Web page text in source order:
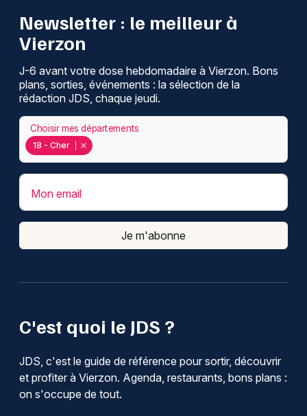
C'est quoi le JDS ?
JDS, c'est le guide de référence pour sortir, découvrir
et profiter à Vierzon. Agenda, restaurants, bons plans :
on s'occupe de tout.
Newsletter : le meilleur à
Vierzon
J-6 avant votre dose hebdomadaire à Vierzon. Bons
plans, sorties, événements : la sélection de la
rédaction JDS, chaque jeudi.
18 - Cher
Choisir mes départements
Mon email
Je m'abonne